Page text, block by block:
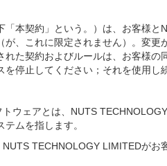
「本契約」という。）は、お客様
が、これに限定されません）。変
れた契約およびルールは、お客様
を停止してください；それを使用し
ウェアとは、NUTS
ムを指します。
TECHNOLOGY LIMITEDが